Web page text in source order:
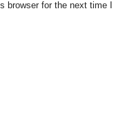
browser for the next time I